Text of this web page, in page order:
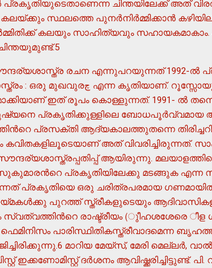
ചിന്തയിലേക്ക് അത്
കലയും സാഹിത്യവും
രചന എന്നുപറയുന്നത് 1992-ല്‍
ഇത് രൂപം കൊള്ളുന്നത്. 1991- ല്‍
പ്രകൃതിക്കുള്ളിലെ ബോധപൂര്‍വ്വമായ
പ്രസക്തി ആദ്യകാലത്തുതന്നെ
അത് വിവരിച്ചിരുന്നത്.
ആയിരുന്നു.
സുകുമാരന്‍റെ പ്രകൃതിയിലേക്കു മടങ്ങുക എന്ന
പ്രകൃതിയെ ഒരു ചരിത്രപരമായ
രാഷ്ട്രീയം (ുീഹശശേരെ ീള
പാരിസ്ഥിതികസ്ത്രീവാദമെന്ന
മാറിയ മേയ്സ്, മേരി മെല്ലര്‍,
ഇക്കണോമിസ്റ്റ് ദര്‍ശനം ആവിഷ്ക്കരിച്ചിട്ടുണ്ട്.